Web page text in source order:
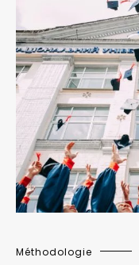
Méthodologie